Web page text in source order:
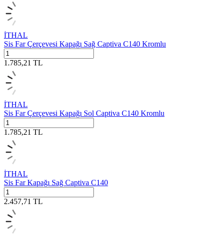
İTHAL
Sis Far Çerçevesi Kapağı Sağ Captiva C140 Kromlu
1.785,21 TL
İTHAL
Sis Far Çerçevesi Kapağı Sol Captiva C140 Kromlu
1.785,21 TL
İTHAL
Sis Far Kapağı Sağ Captiva C140
2.457,71 TL